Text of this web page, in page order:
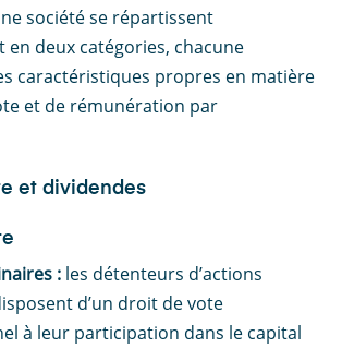
société se répartissent
en deux catégories, chacune
caractéristiques propres en matière
et de rémunération par
et dividendes
: les détenteurs d’actions
d’un droit de vote
à leur participation dans le capital